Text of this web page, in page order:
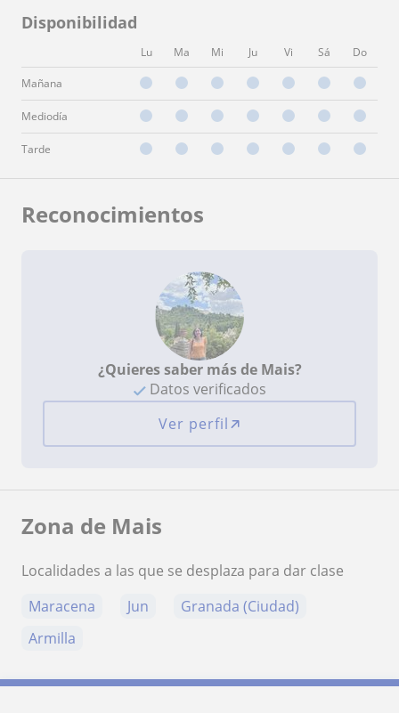
Disponibilidad
Lu Ma Mi Ju Vi Sá Do
Mañana
Mediodía
Tarde
Reconocimientos
¿Quieres saber más de Mais?
Datos verificados
Ver perfil
Zona de Mais
Localidades a las que se desplaza para dar clase
Maracena
Jun
Granada (Ciudad)
Armilla